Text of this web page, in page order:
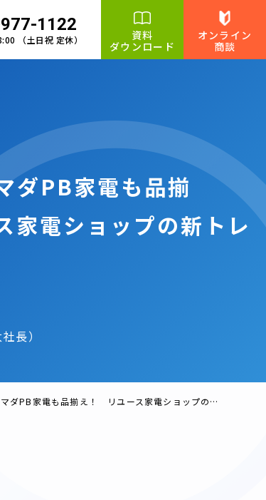
1122
（土日祝 定休）
資料
ダウンロード
オンライン
商談
ダPB家電も品揃
電ショップの新トレ
長）
新モデルやヤマダPB家電も品揃え！ リユース家電ショップの新トレンド